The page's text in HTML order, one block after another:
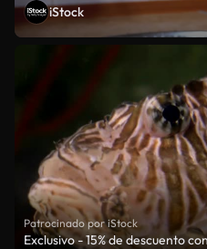
iStock
Patrocinado por iStock
Exclusivo - 15% de descuento